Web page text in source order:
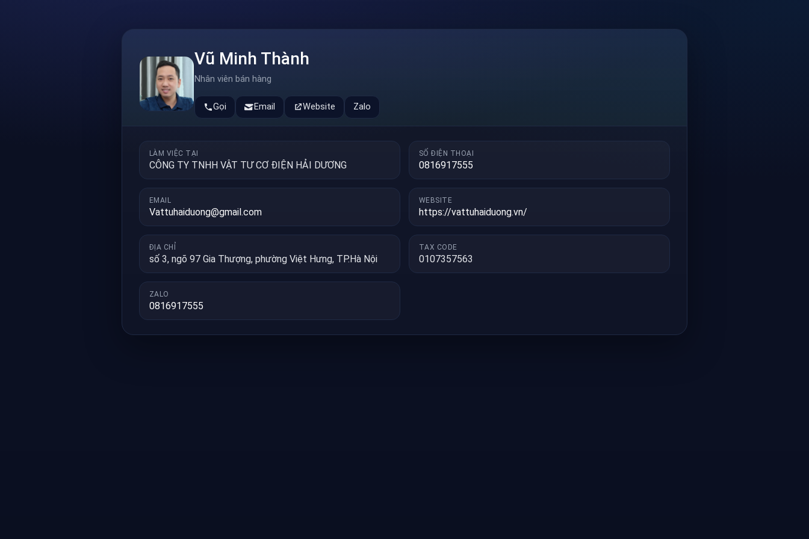
Vũ Minh Thành
Nhân viên bán hàng
Gọi Email Website Zalo
LÀM VIỆC TẠI
CÔNG TY TNHH VẬT TƯ CƠ ĐIỆN HẢI DƯƠNG
SỐ ĐIỆN THOẠI
0816917555
EMAIL
Vattuhaiduong@gmail.com
WEBSITE
https://vattuhaiduong.vn/
ĐỊA CHỈ
số 3, ngõ 97 Gia Thượng, phường Việt Hưng, TP.Hà Nội
TAX CODE
0107357563
ZALO
0816917555